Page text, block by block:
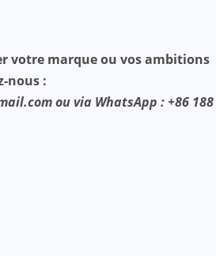
votre marque ou vos ambitions
nous :
ou via WhatsApp : +86 188